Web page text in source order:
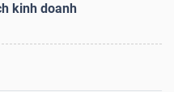
kinh doanh